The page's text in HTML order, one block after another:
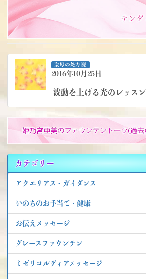
聖母の処方箋
2016年10月25日
波動を上げる光のレッスン
カテゴリー
アクエリアス・ガイダンス
いのちのお手当て・健康
お伝えメッセージ
グレースファウンテン
ミゼリコルディアメッセージ